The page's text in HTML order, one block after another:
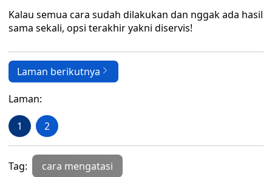
Kalau semua cara sudah dilakukan dan nggak ada hasil
sama sekali, opsi terakhir yakni diservis!
Laman berikutnya
Laman:
1 2
Tag: cara mengatasi